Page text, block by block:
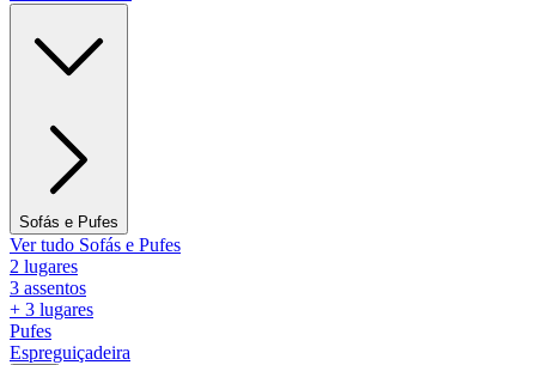
Sofás e Pufes
Ver tudo Sofás e Pufes
2 lugares
3 assentos
+ 3 lugares
Pufes
Espreguiçadeira